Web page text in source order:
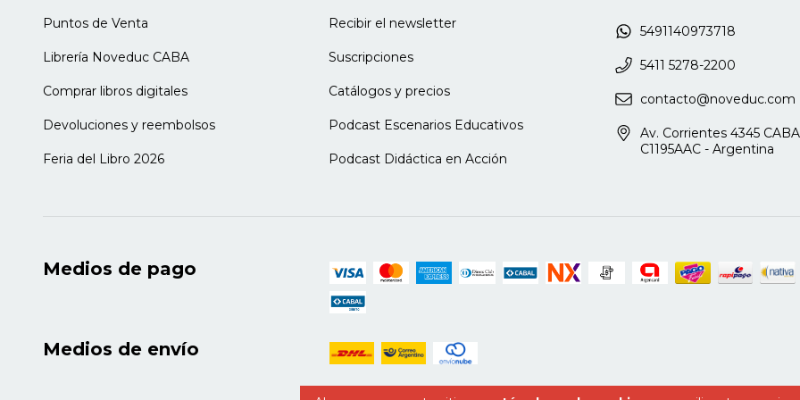
Licenciada en Psicología (UBA). Docente e Investigadora de la UBA.
Integrante del Departamento de Orientación Vocacional del CBC (UBA).
Fabián Monedero
Sergio Rascovan
Licenciado en Psicología (UBA). Magister en Salud Mental Comunitaria
(UNLa). Secretario Científico de la Asociación de Profesionales de la
posgrado (Universidad Nacional de Tres de Febrero -UNTreF) y de grado
(Universidad de Palermo -UP).
Marcela Vidondo
Puntos de Venta
Librería Noveduc CABA
Comprar libros digitales
Devoluciones y reembolsos
Feria del Libro 2026
Recibir el newsletter
Suscripciones
Catálogos y precios
Podcast Escenarios Educativos
Podcast Didáctica en Acción
5491140973718
5411 5278-2200
contacto@noveduc.com
Av. Corrientes 4345
C1195AAC - Argentina
Medios de pago
Medios de envío